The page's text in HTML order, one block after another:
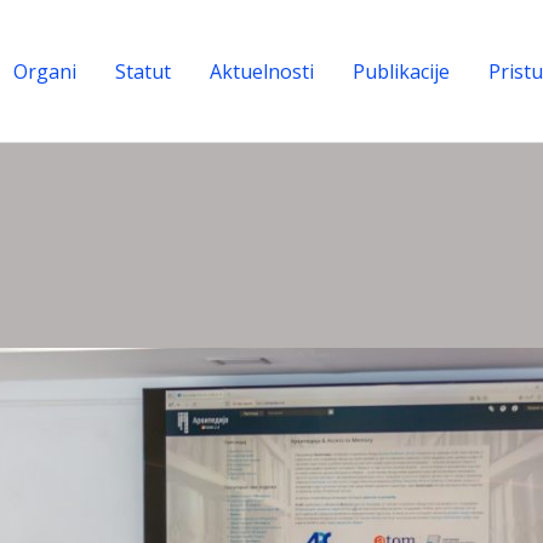
Organi Statut Aktuelnosti Publikacije